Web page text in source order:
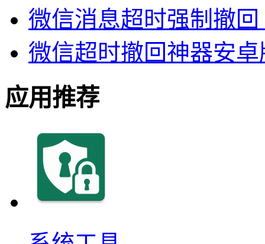
微信消息超时强制撤回
微信超时撤回神器安卓
应用推荐